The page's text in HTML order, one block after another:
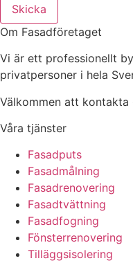
Skicka
Om Fasadföretaget
Vi är ett professionellt
privatpersoner i hela
Välkommen att kontakta
Våra tjänster
Fasadputs
Fasadmålning
Fasadrenovering
Fasadtvättning
Fasadfogning
Fönsterrenovering
Tilläggsisolering